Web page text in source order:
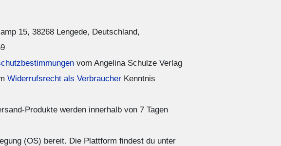
15, 38268 Lengede, Deutschland,
vom Angelina Schulze Verlag
Widerrufsrecht als Verbraucher Kenntnis
Produkte werden innerhalb von 7 Tagen
(OS) bereit. Die Plattform findest du unter